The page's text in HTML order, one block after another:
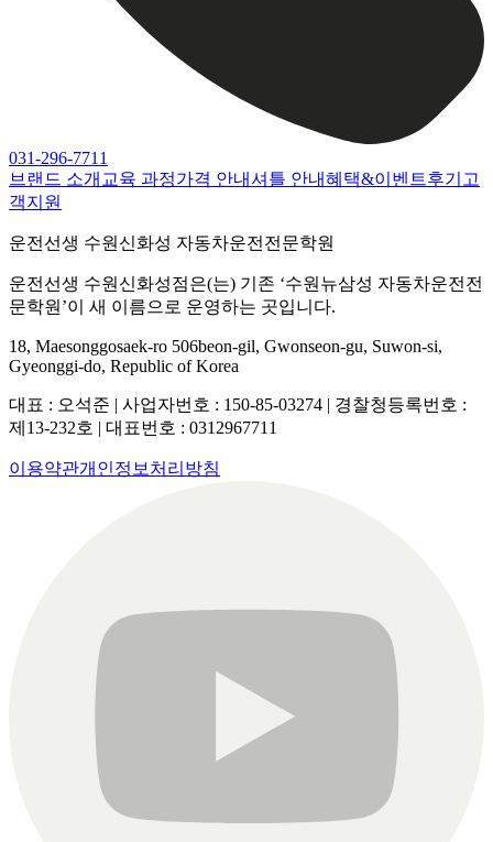
031-296-7711
브랜드 소개 교육 과정가격 안내셔틀 안내혜택&이벤트후기 고
객지원
운전선생 수원신화성 자동차운전전문학원
운전선생 수원신화성점은(는) 기존 ‘수원뉴삼성 자동차운전전
문학원’이 새 이름으로 운영하는 곳입니다.
18, Maesonggosaek-ro 506beon-gil, Gwonseon-gu, Suwon-si,
Gyeonggi-do, Republic of Korea
대표 : 오석준 | 사업자번호 : 150-85-03274 | 경찰청등록번호 :
제13-232호 | 대표번호 : 0312967711
이용약관개인정보처리방침